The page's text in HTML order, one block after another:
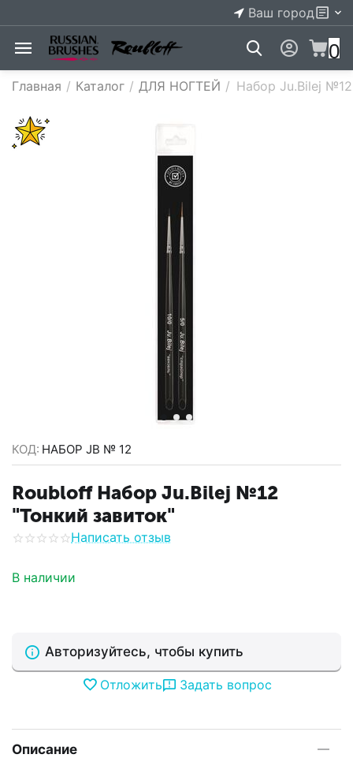
Ваш город
0
Главная / Каталог / ДЛЯ НОГТЕЙ / Набор Ju.Bilej
КОД: НАБОР JB № 12
Roubloff Набор Ju.Bilej №12
"Тонкий завиток"
Написать отзыв
В наличии
Авторизуйтесь, чтобы купить
Отложить Задать вопрос
Описание